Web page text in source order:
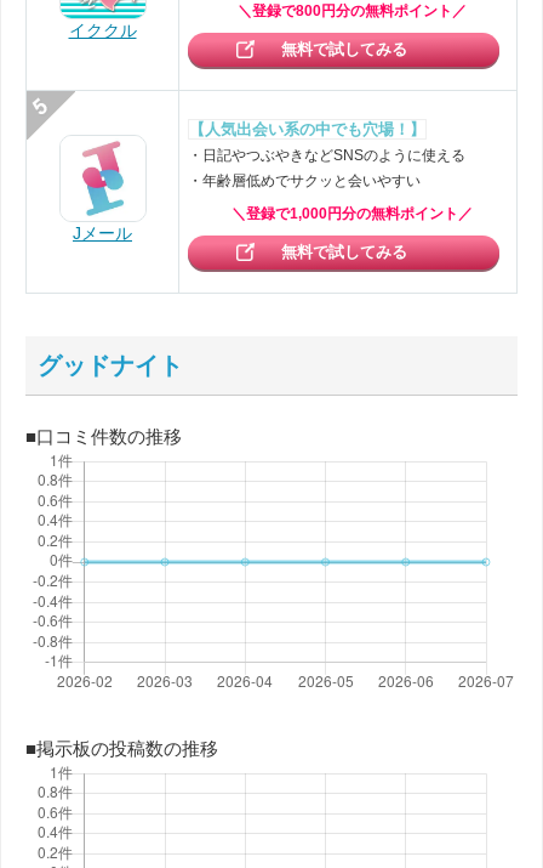
イククル
＼登録で800円分の無料ポイント／
無料で試してみる
Jメール
【人気出会い系の中でも穴場！】
・日記やつぶやきなどSNSのように使える
・年齢層低めでサクッと会いやすい
＼登録で1,000円分の無料ポイント／
無料で試してみる
グッドナイト
■口コミ件数の推移
■掲示板の投稿数の推移